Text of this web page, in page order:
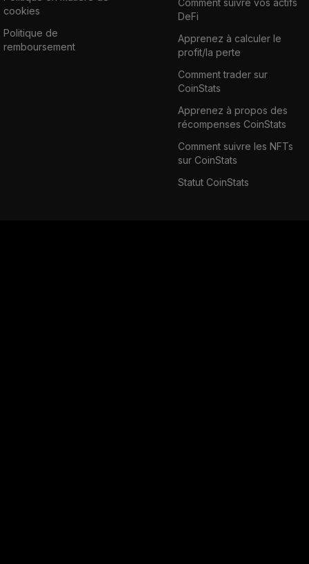
cookies
Politique de
remboursement
DeFi
Apprenez à calculer le
profit/la perte
Comment trader sur
CoinStats
Apprenez à propos des
récompenses CoinStats
Comment suivre les NFTs
sur CoinStats
Statut CoinStats